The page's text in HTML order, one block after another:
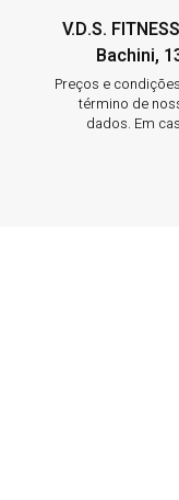
V.D.S.
Bachini,
Preços e
término de
dados. Em